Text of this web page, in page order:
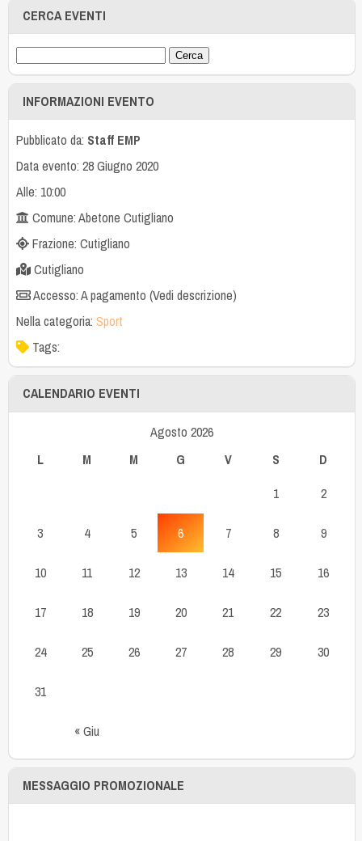
CERCA EVENTI
INFORMAZIONI EVENTO
Pubblicato da: Staff EMP
Data evento: 28 Giugno 2020
Alle: 10:00
Comune: Abetone Cutigliano
Frazione: Cutigliano
Cutigliano
Accesso: A pagamento (Vedi descrizione)
Nella categoria: Sport
Tags:
CALENDARIO EVENTI
Agosto 2026
L
M M G V S D
« Giu
1 2
3 4 5 6 7 8 9
10 11 12 13 14 15 16
17 18 19 20 21 22 23
24 25 26 27 28 29 30
31
MESSAGGIO PROMOZIONALE